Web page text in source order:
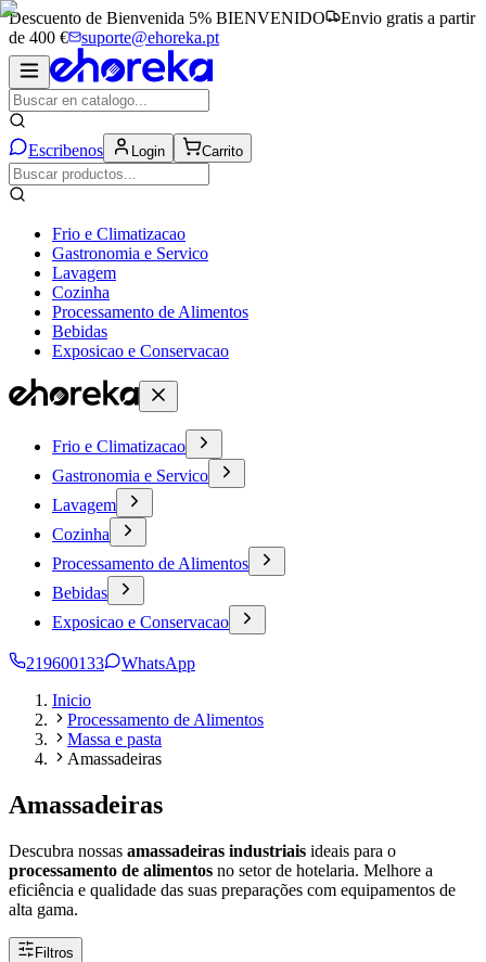
Descuento de Bienvenida 5% BIENVENIDO
Envio gratis a partir
de 400 €
suporte@ehoreka.pt
Escribenos Login Carrito
Frio e Climatizacao
Gastronomia e Servico
Lavagem
Cozinha
Processamento de Alimentos
Bebidas
Exposicao e Conservacao
Frio e Climatizacao
Gastronomia e Servico
Lavagem
Cozinha
Processamento de Alimentos
Bebidas
Exposicao e Conservacao
219600133
WhatsApp
Inicio
Processamento de Alimentos
Massa e pasta
Amassadeiras
Amassadeiras
Descubra nossas amassadeiras industriais ideais para o
processamento de alimentos no setor de hotelaria. Melhore a
eficiência e qualidade das suas preparações com equipamentos de
alta gama.
Filtros